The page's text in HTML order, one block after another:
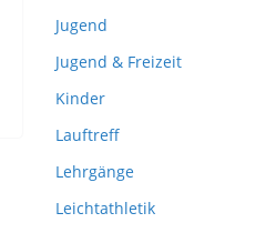
Jugend
Jugend & Freizeit
Kinder
Lauftreff
Lehrgänge
Leichtathletik